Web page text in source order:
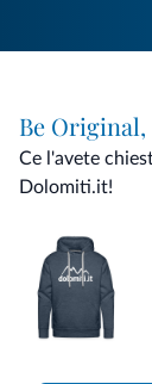
Be
Ce l'avete
Dolomiti.it!